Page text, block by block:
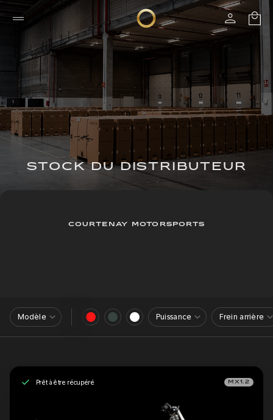
STOCK DU DISTRIBUTEUR
COURTENAY MOTORSPORTS
Modèle Puissance Frein arrière
Prêt à être récupéré MX1.2